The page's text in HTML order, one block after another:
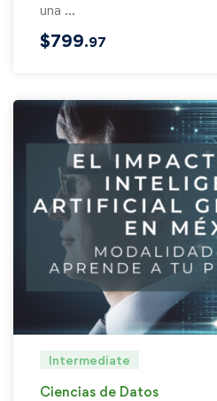
una …
$799.97
Intermediate
Ciencias de Datos